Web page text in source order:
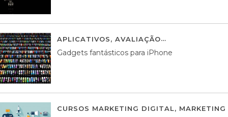
APLICATIVOS, AVALIAÇÃO
Gadgets fantásticos para iPhone
CURSOS MARKETING DIGITAL,